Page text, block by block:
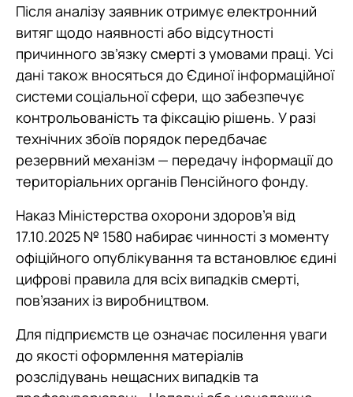
Після аналізу заявник отримує електронний
витяг щодо наявності або відсутності
причинного зв’язку смерті з умовами праці. Усі
дані також вносяться до Єдиної інформаційної
системи соціальної сфери, що забезпечує
контрольованість та фіксацію рішень. У разі
технічних збоїв порядок передбачає
резервний механізм — передачу інформації до
територіальних органів Пенсійного фонду.
Наказ Міністерства охорони здоров’я від
17.10.2025 № 1580 набирає чинності з моменту
офіційного опублікування та встановлює єдині
цифрові правила для всіх випадків смерті,
пов’язаних із виробництвом.
Для підприємств це означає посилення уваги
до якості оформлення матеріалів
розслідувань нещасних випадків та